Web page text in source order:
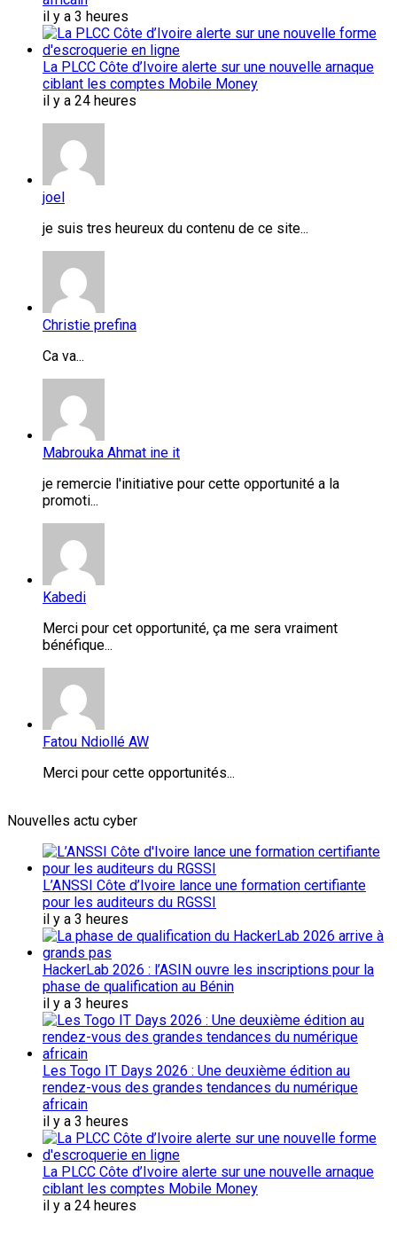
il y a 3 heures
La PLCC Côte d’Ivoire alerte sur une nouvelle arnaque
ciblant les comptes Mobile Money
il y a 24 heures
joel
je suis tres heureux du contenu de ce site...
Christie prefina
Ca va...
Mabrouka Ahmat ine it
je remercie l'initiative pour cette opportunité a la
promoti...
Kabedi
Merci pour cet opportunité, ça me sera vraiment
bénéfique...
Fatou Ndiollé AW
Merci pour cette opportunités...
Nouvelles actu cyber
L’ANSSI Côte d’Ivoire lance une formation certifiante
pour les auditeurs du RGSSI
il y a 3 heures
HackerLab 2026 : l’ASIN ouvre les inscriptions pour la
phase de qualification au Bénin
il y a 3 heures
Les Togo IT Days 2026 : Une deuxième édition au
rendez-vous des grandes tendances du numérique
africain
il y a 3 heures
La PLCC Côte d’Ivoire alerte sur une nouvelle arnaque
ciblant les comptes Mobile Money
il y a 24 heures